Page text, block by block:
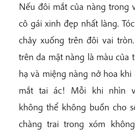
Nếu đôi mắt của nàng trong
cô gái xinh đẹp nhất làng.
chảy xuống trên đôi vai
trên da mặt nàng là màu của
hạ và miệng nàng nở hoa
mắt tai ác! Mỗi khi nhìn
không thể không buồn cho
chàng trai trong xóm